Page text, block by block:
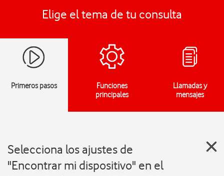
Elige el tema de tu consulta
Primeros pasos
Funciones
principales
Llamadas y
mensajes
Selecciona los ajustes de
"Encontrar mi dispositivo" en el